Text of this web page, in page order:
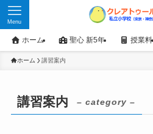
Menu
ホーム 聖心 新5年 授業料
ホーム 講習案内
講習案内 – category –